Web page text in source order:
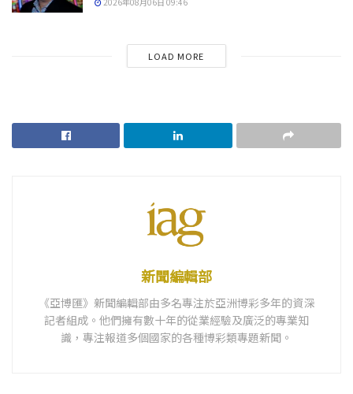
LOAD MORE
新聞編輯部
《亞博匯》新聞編輯部由多名專注於亞洲博彩多年的資深
記者組成。他們擁有數十年的從業經驗及廣泛的專業知
識，專注報道多個國家的各種博彩類專題新聞。